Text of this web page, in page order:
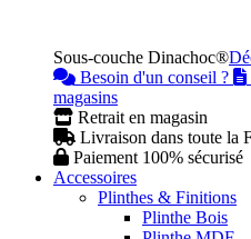
Sous-couche Dinachoc®
Besoin d'un conseil ?
magasins
Retrait en magasin
Livraison dans toute la
Paiement 100% sécurisé
Accessoires
Plinthes & Finitions
Plinthe Bois